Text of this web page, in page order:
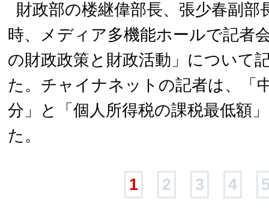
財政部の楼継偉部長、張少春副部
時、メディア多機能ホールで記者
の財政政策と財政活動」について
た。チャイナネットの記者は、「
分」と「 個人所得税の課税最低額
た。
1 2 3 4